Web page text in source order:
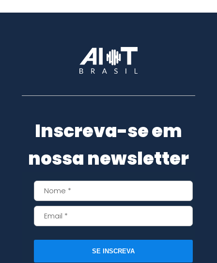
Inscreva-se em
nossa newsletter
SE INSCREVA